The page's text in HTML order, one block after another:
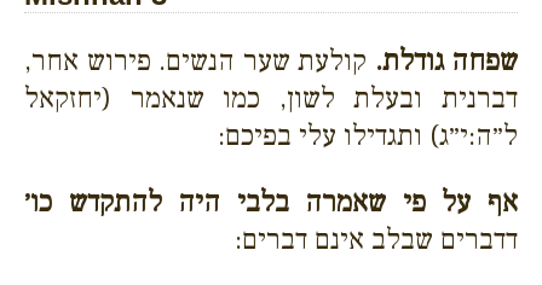
שפחה גודלת. קולעת שער הנשים. פירוש אחר,
דברנית ובעלת לשון, כמו שנאמר (יחזקאל
ל״ה:י״ג) ותגדילו עלי בפיכם:
אף על פי שאמרה בלבי היה להתקדש כו׳
דדברים שבלב אינם דברים: